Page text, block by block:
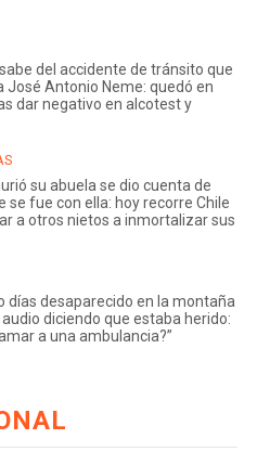
sabe del accidente de tránsito que
José Antonio Neme: quedó en
dar negativo en alcotest y
su abuela se dio cuenta de
se fue con ella: hoy recorre Chile
a otros nietos a inmortalizar sus
días desaparecido en la montaña
diciendo que estaba herido:
a una ambulancia?”